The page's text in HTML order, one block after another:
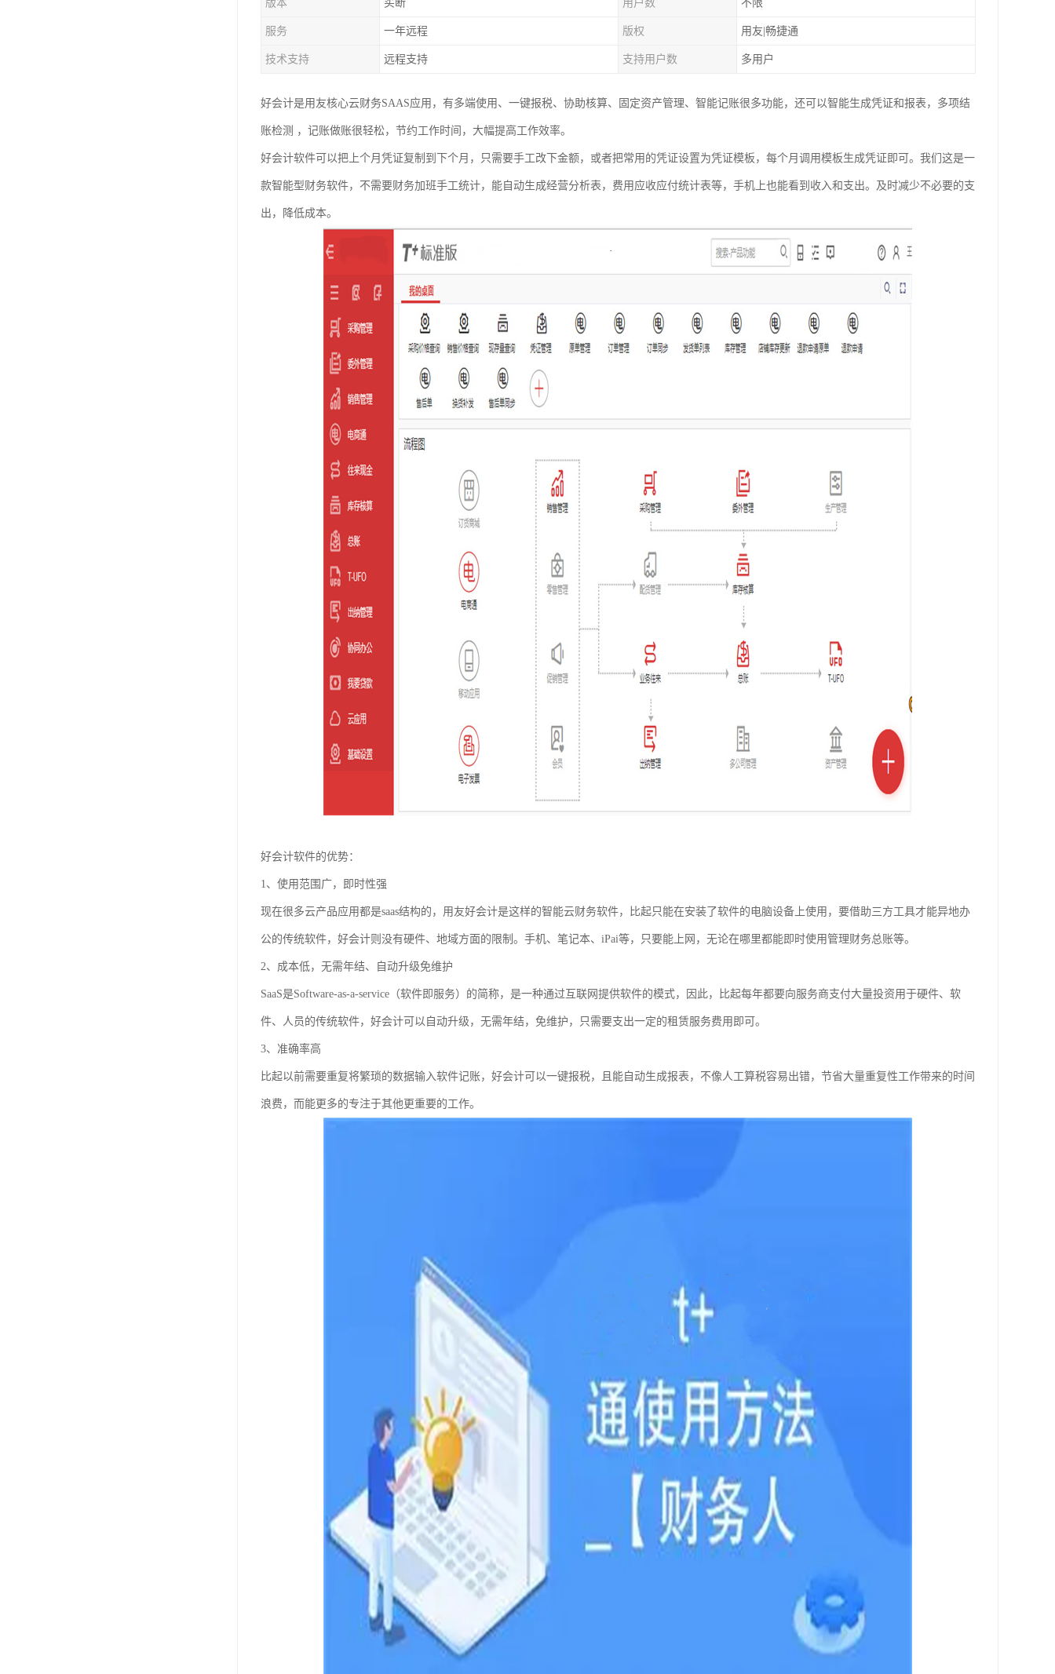
版本 买断 用户数 不限
服务 一年远程 版权 用友|畅捷通
技术支持 远程支持 支持用户数 多用户
好会计是用友核心云财务SAAS应用，有多端使用、一键报税、协助核算、固定资产管理、智能记账很多功能，还可以智能生成凭证和报表，多项结
账检测 ，记账做账很轻松，节约工作时间，大幅提高工作效率。
好会计软件可以把上个月凭证复制到下个月，只需要手工改下金额，或者把常用的凭证设置为凭证模板，每个月调用模板生成凭证即可。我们这是一
款智能型财务软件，不需要财务加班手工统计，能自动生成经营分析表，费用应收应付统计表等，手机上也能看到收入和支出。及时减少不必要的支
出，降低成本。
好会计软件的优势：
1、使用范围广，即时性强
现在很多云产品应用都是saas结构的，用友好会计是这样的智能云财务软件，比起只能在安装了软件的电脑设备上使用，要借助三方工具才能异地办
公的传统软件，好会计则没有硬件、地域方面的限制。手机、笔记本、iPai等，只要能上网，无论在哪里都能即时使用管理财务总账等。
2、成本低，无需年结、自动升级免维护
SaaS是Software-as-a-service（软件即服务）的简称，是一种通过互联网提供软件的模式，因此，比起每年都要向服务商支付大量投资用于硬件、软
件、人员的传统软件，好会计可以自动升级，无需年结，免维护，只需要支出一定的租赁服务费用即可。
3、准确率高
比起以前需要重复将繁琐的数据输入软件记账，好会计可以一键报税，且能自动生成报表，不像人工算税容易出错，节省大量重复性工作带来的时间
浪费，而能更多的专注于其他更重要的工作。